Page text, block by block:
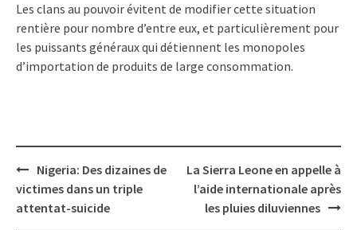
Les clans au pouvoir évitent de modifier cette situation
rentière pour nombre d’entre eux, et particulièrement pour
les puissants généraux qui détiennent les monopoles
d’importation de produits de large consommation.
Post
navigation
Nigeria: Des dizaines de
victimes dans un triple
attentat-suicide
La Sierra Leone en appelle à
l’aide internationale après
les pluies diluviennes